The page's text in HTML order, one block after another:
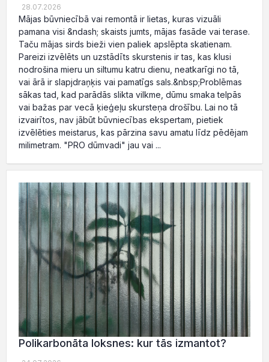
28.07.2026
Mājas būvniecībā vai remontā ir lietas, kuras vizuāli
pamana visi &ndash; skaists jumts, mājas fasāde vai terase.
Taču mājas sirds bieži vien paliek apslēpta skatienam.
Pareizi izvēlēts un uzstādīts skurstenis ir tas, kas klusi
nodrošina mieru un siltumu katru dienu, neatkarīgi no tā,
vai ārā ir slapjdraņķis vai pamatīgs sals.&nbsp;Problēmas
sākas tad, kad parādās slikta vilkme, dūmu smaka telpās
vai bažas par vecā ķieģeļu skursteņa drošību. Lai no tā
izvairītos, nav jābūt būvniecības ekspertam, pietiek
izvēlēties meistarus, kas pārzina savu amatu līdz pēdējam
milimetram. "PRO dūmvadi" jau vai ...
Polikarbonāta loksnes: kur tās izmantot?